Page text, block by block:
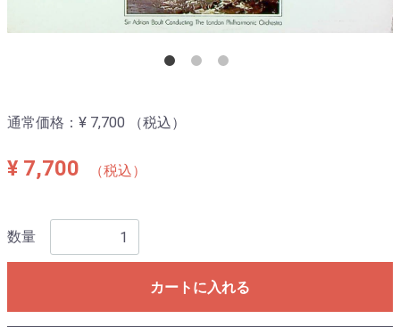
通常価格： ¥ 7,700 （税込）
¥ 7,700 （税込）
数量
カートに入れる